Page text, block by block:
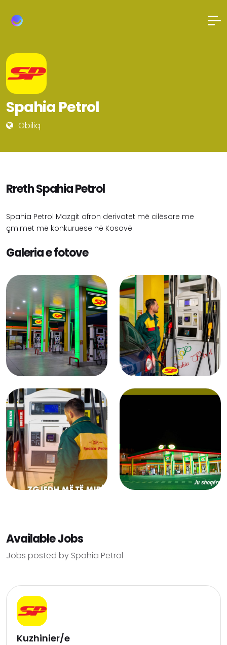
Spahia Petrol
Obiliq
Rreth Spahia Petrol
Spahia Petrol Mazgit ofron derivatet më cilësore me
çmimet më konkuruese në Kosovë.
Galeria e fotove
Available Jobs
Jobs posted by Spahia Petrol
Kuzhinier/e